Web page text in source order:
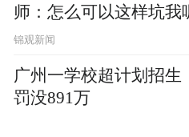
师：怎么可以这样坑我
锦观新闻
广州一学校超计划招生
罚没891万